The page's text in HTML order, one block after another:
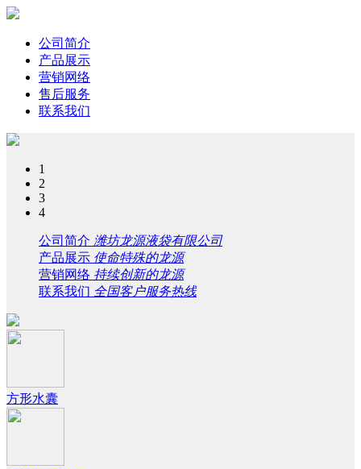
公司简介
产品展示
营销网络
售后服务
联系我们
1
2
3
4
公司简介 潍坊龙源液袋有限公司
产品展示 使命特殊的龙源
营销网络 持续创新的龙源
联系我们 全国客户服务热线
方形水囊